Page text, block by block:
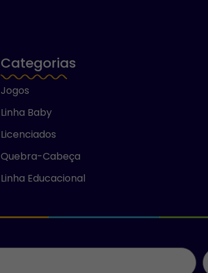
Categorias
Jogos
Linha Baby
Licenciados
Quebra-Cabeça
Linha Educacional